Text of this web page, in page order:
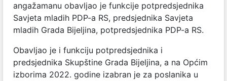
angažamanu obavljao je funkcije potpredsjednika
Savjeta mladih PDP-a RS, predsjednika Savjeta
mladih Grada Bijeljina, potpredsjednika PDP-a RS.
Obavljao je i funkciju potpredsjednika i
predsjednika Skupštine Grada Bijeljina, a na Općim
izborima 2022. godine izabran je za poslanika u